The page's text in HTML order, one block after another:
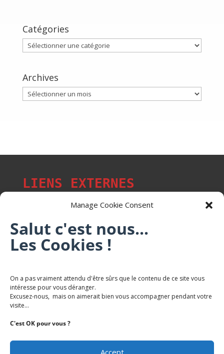
Manage Cookie Consent
Salut c'est nous...
Les Cookies !
On a pas vraiment attendu d'être sûrs que le contenu de ce site vous
intéresse pour vous déranger.
Excusez-nous, mais on aimerait bien vous accompagner pendant votre
visite...
C'est OK pour vous ?
Accept
Catégories
Catégories
Archives
Archives
LIENS EXTERNES
Les p'tits citoyens de Mont-Saint-Martin
Trail Saintmartinois Daniel FEITE
Karaté Mont Saint Martin